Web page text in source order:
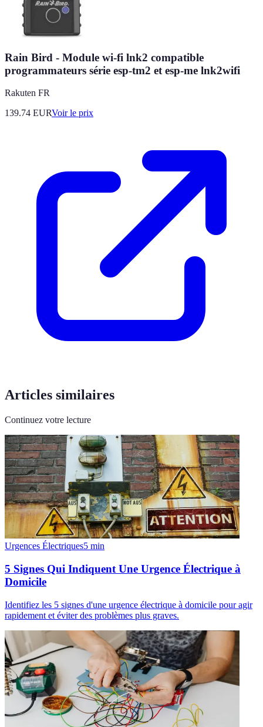
Rain Bird - Module wi-fi lnk2 compatible
programmateurs série esp-tm2 et esp-me lnk2wifi
Rakuten FR
139.74 EURVoir le prix
Articles similaires
Continuez votre lecture
Urgences Électriques5 min
5 Signes Qui Indiquent Une Urgence Électrique à
Domicile
Identifiez les 5 signes d'une urgence électrique à domicile pour agir
rapidement et éviter des problèmes plus graves.